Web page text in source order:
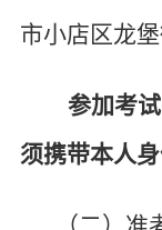
市小店区龙
参加考
须携带本人身